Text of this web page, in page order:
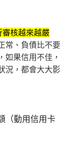
審核越來越嚴
常、負債比不要
如果信用不佳，
況，都會大大影
（動用信用卡